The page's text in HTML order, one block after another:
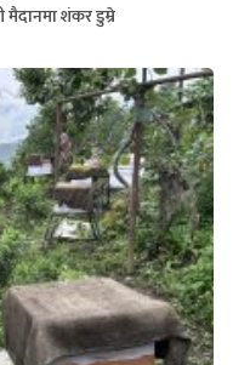
मैदानमा शंकर डुम्रे